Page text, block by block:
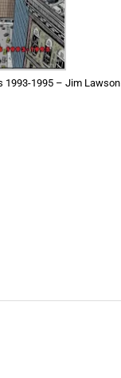
1993-1995 – Jim Lawson